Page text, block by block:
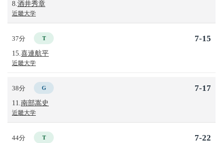
8. 酒井秀章
近畿大学
37分 T
15. 喜連航平
近畿大学
7-15
38分 G
11. 南部嵩史
近畿大学
7-17
44分 T 7-22